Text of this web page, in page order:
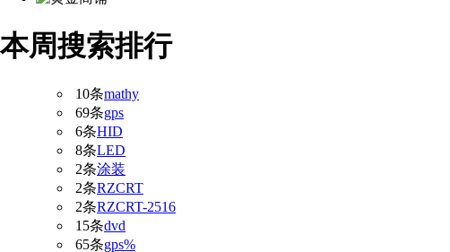
本周搜索排行
10条mathy
69条gps
6条HID
8条LED
2条涂装
2条RZCRT
2条RZCRT-2516
15条dvd
65条gps%